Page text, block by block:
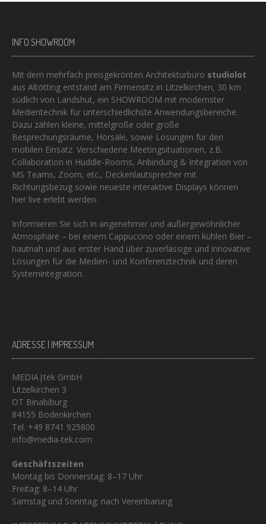
INFO SHOWROOM
Mit dem mehrfach preisgekrönten Architekturbüro studiolot
aus Altötting entstand am Firmensitz in Litzelkirchen, 30 km
südlich von Landshut, ein SHOWROOM mit modernster
Medientechnik für unterschiedlichste Anwendungsbereiche.
Dazu zählen kleine, mittelgroße oder große
Besprechungsräume, Hörsäle, sowie Lösungen für den
mobilen Einsatz. Verschiedene Meetingsituationen, z.B.
Collaboration in Huddle-Rooms, Anbindung & Integration von
MS Teams, Zoom, etc., Deckenlautsprecher mit
Richtungsbezug sowie neueste interaktive Displays können
hier live erlebt werden.
Informieren Sie sich in angenehmer und außergewöhnlicher
Atmosphäre – bei einem Cappuccino oder einem kühlen Bier –
hautnah und aus erster Hand über zuverlässige und innovative
Lösungen für die Medien- und Konferenztechnik und deren
Systemintegration.
ADRESSE | IMPRESSUM
MEDIA|tek GmbH
Litzelkirchen 3
OT Binabiburg
84155 Bodenkirchen
Tel. +49 8741 925800
info@media-tek.com
Geschäftszeiten
Montag bis Donnerstag: 8–17 Uhr
Freitag: 8–14 Uhr
Samstag und Sonntag: nach Vereinbarung